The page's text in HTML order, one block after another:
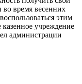
во время весенних
этим
учреждение
администрации